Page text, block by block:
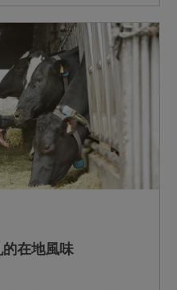
在地風味